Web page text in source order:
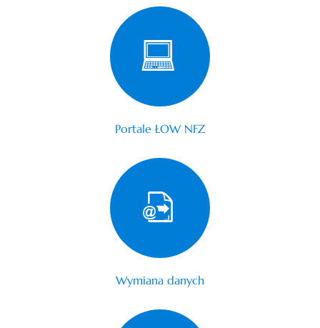
Portale ŁOW NFZ
Wymiana danych